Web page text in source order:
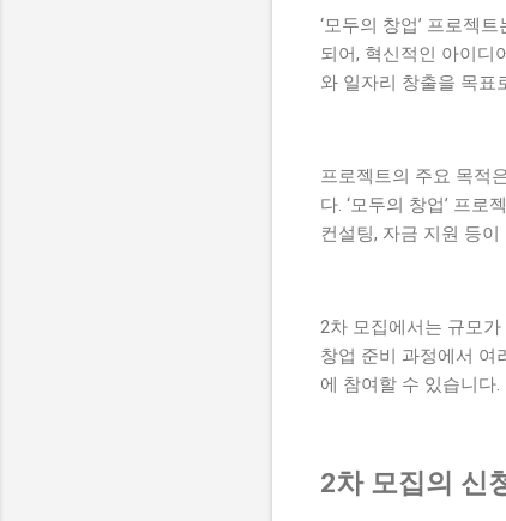
‘모두의 창업’ 프로젝
되어, 혁신적인 아이디
와 일자리 창출을 목표
프로젝트의 주요 목적
다. ‘모두의 창업’ 프
컨설팅, 자금 지원 등
2차 모집에서는 규모
창업 준비 과정에서 여
에 참여할 수 있습니다.
2차 모집의 신